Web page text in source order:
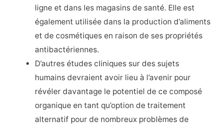
ligne et dans les magasins de santé. Elle est
également utilisée dans la production d’aliments
et de cosmétiques en raison de ses propriétés
antibactériennes.
D’autres études cliniques sur des sujets
humains devraient avoir lieu à l’avenir pour
révéler davantage le potentiel de ce composé
organique en tant qu’option de traitement
alternatif pour de nombreux problèmes de